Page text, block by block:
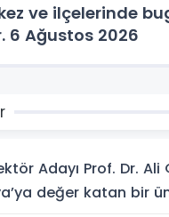
ve ilçelerinde
6 Ağustos 2026
Adayı Prof. Dr. Ali
değer katan bir